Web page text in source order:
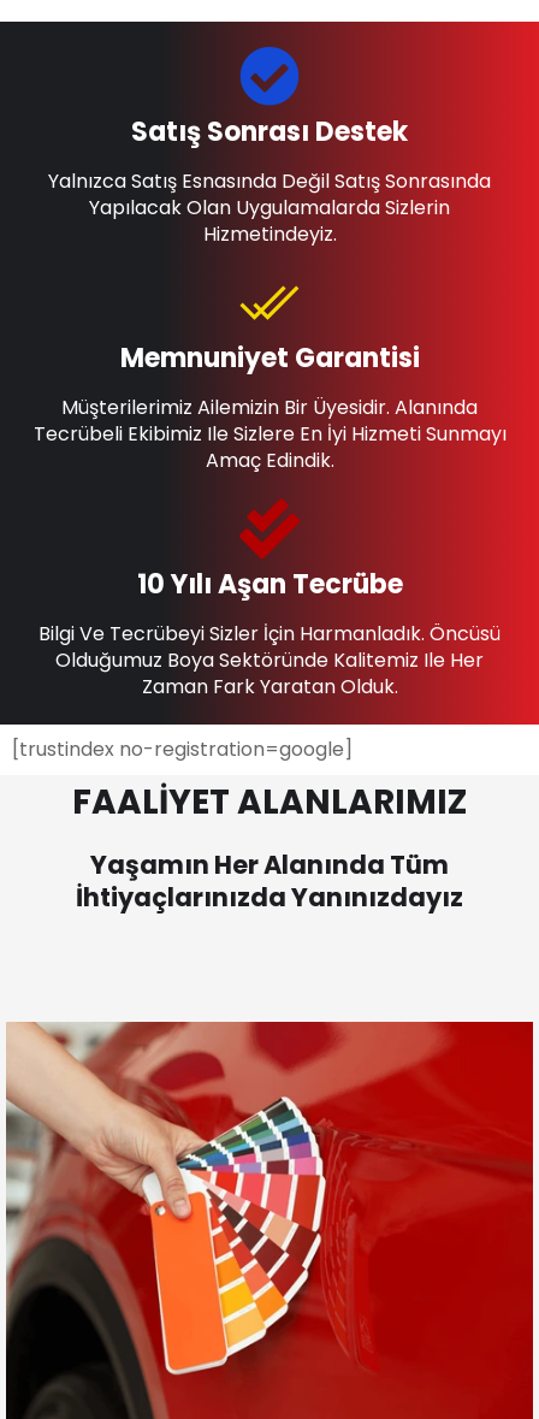
10 Yılı Aşan Tecrübe
Bilgi Ve Tecrübeyi Sizler İçin Harmanladık. Öncüsü
Olduğumuz Boya Sektöründe Kalitemiz Ile Her
Zaman Fark Yaratan Olduk.
Memnuniyet Garantisi
Müşterilerimiz Ailemizin Bir Üyesidir. Alanında
Tecrübeli Ekibimiz Ile Sizlere En İyi Hizmeti Sunmayı
Amaç Edindik.
Satış Sonrası Destek
Yalnızca Satış Esnasında Değil Satış Sonrasında
Yapılacak Olan Uygulamalarda Sizlerin
Hizmetindeyiz.
[trustindex no-registration=google]
FAALİYET ALANLARIMIZ
Yaşamın Her Alanında Tüm
İhtiyaçlarınızda Yanınızdayız